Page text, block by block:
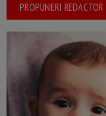
PROPUNERI REDACTOR